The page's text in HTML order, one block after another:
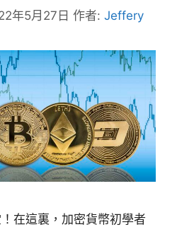
年5月27日 作者: Jeffery
在這裏，加密貨幣初學者